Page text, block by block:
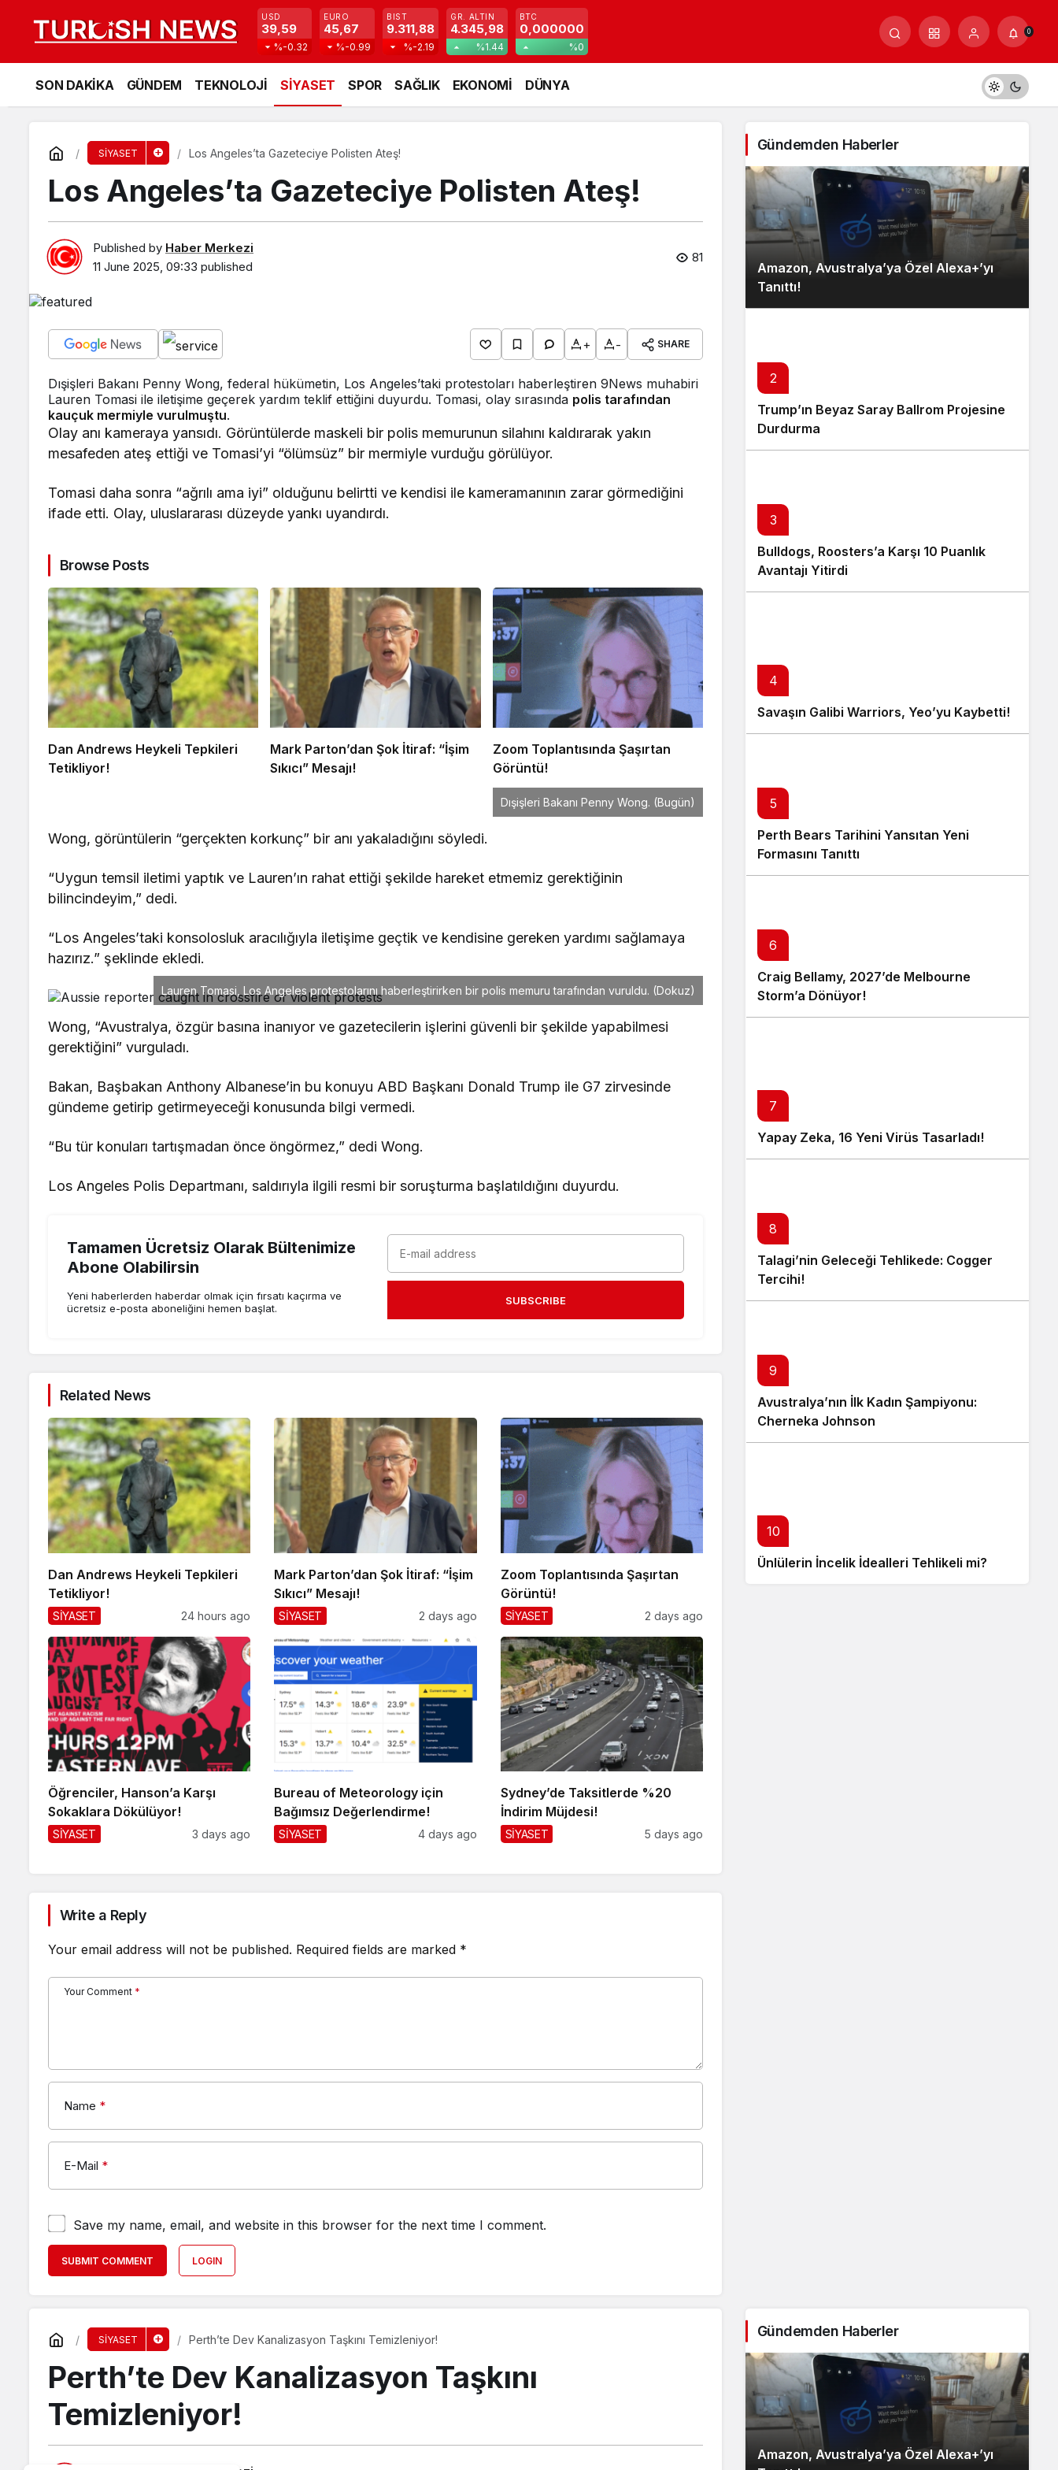
USD
39,59
%-0.32
EURO
45,67
%-0.99
BIST
9.311,88
%-2.19
GR. ALTIN
4.345,98
%1.44
BTC
0,000000
%0
0
SON DAKİKA GÜNDEM TEKNOLOJİ SİYASET SPOR SAĞLIK EKONOMİ DÜNYA
SİYASET Los Angeles’ta Gazeteciye Polisten Ateş!
Los Angeles’ta Gazeteciye Polisten Ateş!
Published by Haber Merkezi
11 June 2025, 09:33 published
81
+ - SHARE
Dışişleri Bakanı Penny Wong, federal hükümetin, Los Angeles’taki protestoları haberleştiren 9News muhabiri
Lauren Tomasi ile iletişime geçerek yardım teklif ettiğini duyurdu. Tomasi, olay sırasında polis tarafından
kauçuk mermiyle vurulmuştu.
Olay anı kameraya yansıdı. Görüntülerde maskeli bir polis memurunun silahını kaldırarak yakın
mesafeden ateş ettiği ve Tomasi’yi “ölümsüz” bir mermiyle vurduğu görülüyor.
Tomasi daha sonra “ağrılı ama iyi” olduğunu belirtti ve kendisi ile kameramanının zarar görmediğini
ifade etti. Olay, uluslararası düzeyde yankı uyandırdı.
Browse Posts
Dan Andrews Heykeli Tepkileri
Tetikliyor!
Mark Parton’dan Şok İtiraf: “İşim
Sıkıcı” Mesajı!
Zoom Toplantısında Şaşırtan
Görüntü!
Dışişleri Bakanı Penny Wong. (Bugün)
Wong, görüntülerin “gerçekten korkunç” bir anı yakaladığını söyledi.
“Uygun temsil iletimi yaptık ve Lauren’ın rahat ettiği şekilde hareket etmemiz gerektiğinin
bilincindeyim,” dedi.
“Los Angeles’taki konsolosluk aracılığıyla iletişime geçtik ve kendisine gereken yardımı sağlamaya
hazırız.” şeklinde ekledi.
Lauren Tomasi, Los Angeles protestolarını haberleştirirken bir polis memuru tarafından vuruldu. (Dokuz)
Wong, “Avustralya, özgür basına inanıyor ve gazetecilerin işlerini güvenli bir şekilde yapabilmesi
gerektiğini” vurguladı.
Bakan, Başbakan Anthony Albanese’in bu konuyu ABD Başkanı Donald Trump ile G7 zirvesinde
gündeme getirip getirmeyeceği konusunda bilgi vermedi.
“Bu tür konuları tartışmadan önce öngörmez,” dedi Wong.
Los Angeles Polis Departmanı, saldırıyla ilgili resmi bir soruşturma başlatıldığını duyurdu.
Tamamen Ücretsiz Olarak Bültenimize
Abone Olabilirsin
Yeni haberlerden haberdar olmak için fırsatı kaçırma ve
ücretsiz e-posta aboneliğini hemen başlat.
SUBSCRIBE
Related News
Dan Andrews Heykeli Tepkileri
Tetikliyor!
SİYASET 24 hours ago
Mark Parton’dan Şok İtiraf: “İşim
Sıkıcı” Mesajı!
SİYASET 2 days ago
Zoom Toplantısında Şaşırtan
Görüntü!
SİYASET 2 days ago
Öğrenciler, Hanson’a Karşı
Sokaklara Dökülüyor!
SİYASET 3 days ago
Bureau of Meteorology için
Bağımsız Değerlendirme!
SİYASET 4 days ago
Sydney’de Taksitlerde %20
İndirim Müjdesi!
SİYASET 5 days ago
Write a Reply
Your email address will not be published. Required fields are marked *
Your Comment *
Name *
E-Mail *
Save my name, email, and website in this browser for the next time I comment.
SUBMIT COMMENT LOGIN
Gündemden Haberler
Amazon, Avustralya’ya Özel Alexa+’yı
Tanıttı!
2
Trump’ın Beyaz Saray Ballrom Projesine
Durdurma
3
Bulldogs, Roosters’a Karşı 10 Puanlık
Avantajı Yitirdi
4
Savaşın Galibi Warriors, Yeo’yu Kaybetti!
5
Perth Bears Tarihini Yansıtan Yeni
Formasını Tanıttı
6
Craig Bellamy, 2027’de Melbourne
Storm’a Dönüyor!
7
Yapay Zeka, 16 Yeni Virüs Tasarladı!
8
Talagi’nin Geleceği Tehlikede: Cogger
Tercihi!
9
Avustralya’nın İlk Kadın Şampiyonu:
Cherneka Johnson
10
Ünlülerin İncelik İdealleri Tehlikeli mi?
SİYASET Perth’te Dev Kanalizasyon Taşkını Temizleniyor!
Perth’te Dev Kanalizasyon Taşkını
Temizleniyor!
Gündemden Haberler
Amazon, Avustralya’ya Özel Alexa+’yı